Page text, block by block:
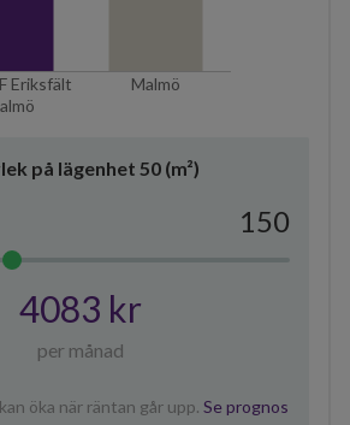
Eriksfält
Malmö
på lägenhet 50 (m²)
150
4083 kr
per månad
öka när räntan går upp. Se prognos